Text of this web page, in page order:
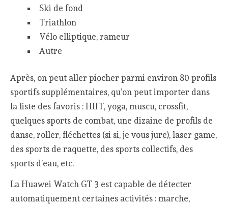
Ski de fond
Triathlon
Vélo elliptique, rameur
Autre
Après, on peut aller piocher parmi environ 80 profils
sportifs supplémentaires, qu’on peut importer dans
la liste des favoris : HIIT, yoga, muscu, crossfit,
quelques sports de combat, une dizaine de profils de
danse, roller, fléchettes (si si, je vous jure), laser game,
des sports de raquette, des sports collectifs, des
sports d’eau, etc.
La Huawei Watch GT 3 est capable de détecter
automatiquement certaines activités : marche,